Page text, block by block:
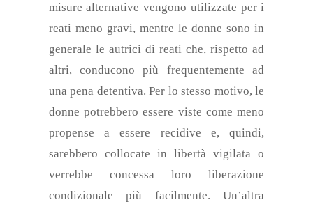
misure alternative vengono utilizzate per i
reati meno gravi, mentre le donne sono in
generale le autrici di reatiche, rispetto ad
altri, conducono più frequentemente ad
una pena detentiva. Per lo stesso motivo, le
donne potrebbero essere viste come meno
propense aessere recidive e, quindi,
sarebbero collocate in libertà vigilata o
verrebbe concessaloro liberazione
condizionalepiù facilmente. Un’altra